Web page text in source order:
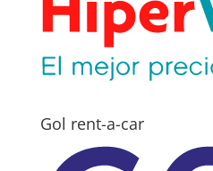
Gol rent-a-car